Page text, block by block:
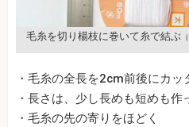
毛糸を切り楊枝に巻いて糸で結ぶ
・毛糸の全長を2cm前後にカ
・長さは、少し長めも短めも
・毛糸の先の寄りをほどく